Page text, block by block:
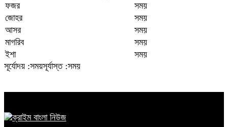
ফজর
সময়
জোহর
সময়
আসর
সময়
মাগরিব
সময়
ইশা
সময়
সূর্যোদয় :সময়সূর্যাস্ত :সময়